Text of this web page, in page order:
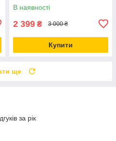
В наявності
2 399 ₴ 3 000 ₴
Купити
ще
за рік